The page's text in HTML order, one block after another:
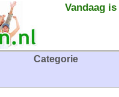
Vandaag
Categorie